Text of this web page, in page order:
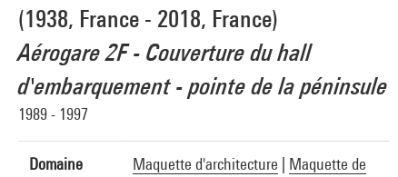
(1938, France - 2018, France)
Aérogare 2F - Couverture du hall
d'embarquement - pointe de la péninsule
1989 - 1997
Domaine Maquette d'architecture
Maquette de